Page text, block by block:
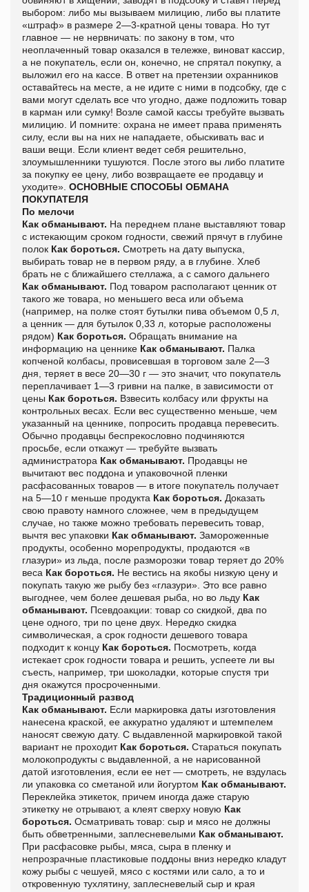
выбором: либо мы вызываем милицию, либо вы платите
«штраф» в размере 2—3-кратной цены товара. Но тут
главное — не нервничать: по закону в том, что
неоплаченный товар оказался в тележке, виноват кассир,
а не покупатель, если он, конечно, не спрятал покупку, а
выложил его на кассе. В ответ на претензии охранников
оставайтесь на месте, а не идите с ними в подсобку, где с
вами могут сделать все что угодно, даже подложить товар
в карман или сумку! Возле самой кассы требуйте вызвать
милицию. И помните: охрана не имеет права применять
силу, если вы на них не нападаете, обыскивать вас и
ваши вещи. Если клиент ведет себя решительно,
злоумышленники тушуются. После этого вы либо платите
за покупку ее цену, либо возвращаете ее продавцу и
уходите». ОСНОВНЫЕ СПОСОБЫ ОБМАНА
ПОКУПАТЕЛЯ
По мелочи
Как обманывают. На переднем плане выставляют товар
с истекающим сроком годности, свежий прячут в глубине
полок Как бороться. Смотреть на дату выпуска,
выбирать товар не в первом ряду, а в глубине. Хлеб
брать не с ближайшего стеллажа, а с самого дальнего
Как обманывают. Под товаром располагают ценник от
такого же товара, но меньшего веса или объема
(например, на полке стоят бутылки пива объемом 0,5 л,
а ценник — для бутылок 0,33 л, которые расположены
рядом) Как бороться. Обращать внимание на
информацию на ценнике Как обманывают. Палка
копченой колбасы, провисевшая в торговом зале 2—3
дня, теряет в весе 20—30 г — это значит, что покупатель
переплачивает 1—3 гривни на палке, в зависимости от
цены Как бороться. Взвесить колбасу или фрукты на
контрольных весах. Если вес существенно меньше, чем
указанный на ценнике, попросить продавца перевесить.
Обычно продавцы беспрекословно подчиняются
просьбе, если откажут — требуйте вызвать
администратора Как обманывают. Продавцы не
вычитают вес поддона и упаковочной пленки
расфасованных товаров — в итоге покупатель получает
на 5—10 г меньше продукта Как бороться. Доказать
свою правоту намного сложнее, чем в предыдущем
случае, но также можно требовать перевесить товар,
вычтя вес упаковки Как обманывают. Замороженные
продукты, особенно морепродукты, продаются «в
глазури» из льда, после разморозки товар теряет до 20%
веса Как бороться. Не вестись на якобы низкую цену и
покупать такую же рыбу без «глазури». Это все равно
выгоднее, чем более дешевая рыба, но во льду Как
обманывают. Псевдоакции: товар со скидкой, два по
цене одного, три по цене двух. Нередко скидка
символическая, а срок годности дешевого товара
подходит к концу Как бороться. Посмотреть, когда
истекает срок годности товара и решить, успеете ли вы
съесть, например, три шоколадки, которые спустя три
дня окажутся просроченными.
Традиционный развод
Как обманывают. Если маркировка даты изготовления
нанесена краской, ее аккуратно удаляют и штемпелем
наносят свежую дату. С выдавленной маркировкой такой
вариант не проходит Как бороться. Стараться покупать
молокопродукты с выдавленной, а не нарисованной
датой изготовления, если ее нет — смотреть, не вздулась
ли упаковка со сметаной или йогуртом Как обманывают.
Переклейка этикеток, причем иногда даже старую
этикетку не отрывают, а клеят сверху новую Как
бороться. Осматривать товар: сыр и мясо не должны
быть обветренными, заплесневелыми Как обманывают.
При расфасовке рыбы, мяса, сыра в пленку и
непрозрачные пластиковые поддоны вниз нередко кладут
кожу рыбы с чешуей, мясо с костями или сало, а то и
откровенную тухлятину, заплесневелый сыр и края